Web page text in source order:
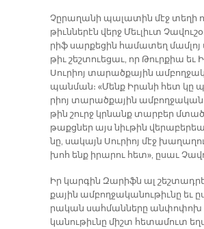
Չը­րա­ղա­նի պա­լա­տին մէջ տե­ղի
թիւն­նե­րէն վերջ Մեւ­լիւտ
րիֆ սար­քե­ցին հա­մա­տեղ մամ­լոյ
թիւ շեշ­տուե­ցաւ, որ Թուր­քիա եւ
Սու­րիոյ տա­րած­քա­յին
պան­ման։ «Մենք Ի­րա­նի հետ կը
րիոյ տա­րած­քա­յին
թին շուրջ կրնանք տար­բեր
թաքցներ այս նիւ­թին
նը, սա­կայն Սու­րիոյ մէջ
խոհ ենք ի­րա­րու հետ», ը­սաւ
Իր կար­գին Զա­րիֆն ալ
քա­յին ամ­բող­ջա­կա­նու­թիւ­նը
րա­կան սահ­ման­նե­րը ան­փո­փոխ
կա­նու­թիւ­նը միշտ հե­տա­մուտ